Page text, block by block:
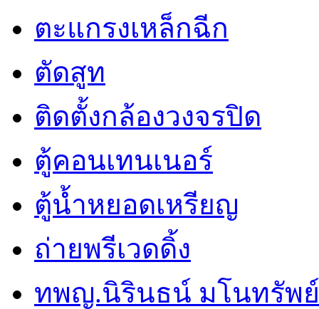
ตะแกรงเหล็กฉีก
ตัดสูท
ติดตั้งกล้องวงจรปิด
ตู้คอนเทนเนอร์
ตู้น้ำหยอดเหรียญ
ถ่ายพรีเวดดิ้ง
ทพญ.นิรินธน์ มโนทรัพ